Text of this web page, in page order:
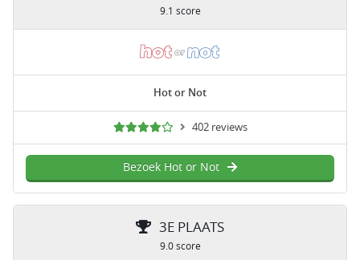
9.1 score
Hot or Not
402 reviews
Bezoek Hot or Not
3E PLAATS
9.0 score